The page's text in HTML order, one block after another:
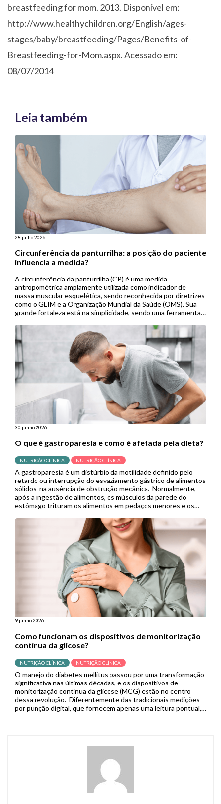
breastfeeding for mom. 2013. Disponível em:
http://www.healthychildren.org/English/ages-
stages/baby/breastfeeding/Pages/Benefits-of-
Breastfeeding-for-Mom.aspx. Acessado em:
08/07/2014
Leia também
28 julho 2026
Circunferência da panturrilha: a posição do paciente
influencia a medida?
A circunferência da panturrilha (CP) é uma medida
antropométrica amplamente utilizada como indicador de
massa muscular esquelética, sendo reconhecida por diretrizes
como o GLIM e a Organização Mundial da Saúde (OMS). Sua
grande fortaleza está na simplicidade, sendo uma ferramenta
útil em contextos de menor […]
30 junho 2026
O que é gastroparesia e como é afetada pela dieta?
NUTRIÇÃO CLÍNICA NUTRIÇÃO CLÍNICA
A gastroparesia é um distúrbio da motilidade definido pelo
retardo ou interrupção do esvaziamento gástrico de alimentos
sólidos, na ausência de obstrução mecânica. Normalmente,
após a ingestão de alimentos, os músculos da parede do
estômago trituram os alimentos em pedaços menores e os
Porém, quando se […]
9 junho 2026
Como funcionam os dispositivos de monitorização
contínua da glicose?
NUTRIÇÃO CLÍNICA NUTRIÇÃO CLÍNICA
O manejo do diabetes mellitus passou por uma transformação
significativa nas últimas décadas, e os dispositivos de
monitorização contínua da glicose (MCG) estão no centro
dessa revolução. Diferentemente das tradicionais medições
por punção digital, que fornecem apenas uma leitura pontual,